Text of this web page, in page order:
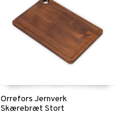
Orrefors Jernverk
Skærebræt Stort